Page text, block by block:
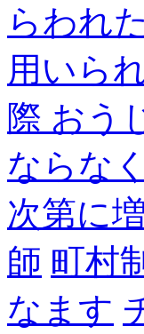
らわれ
用いら
際 おう
ならな
次第に
師 町村
なます